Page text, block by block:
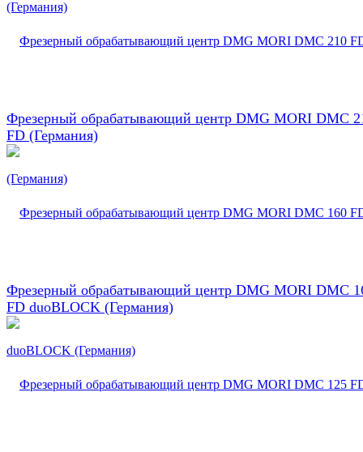
Фрезерный обрабатывающий центр DMG MORI DMC
FD (Германия)
Фрезерный обрабатывающий центр DMG MORI DMC
FD duoBLOCK (Германия)